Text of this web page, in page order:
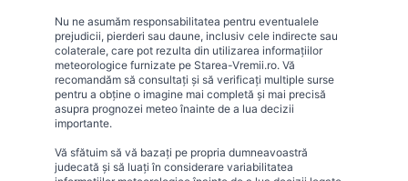
Nu ne asumăm responsabilitatea pentru eventualele
prejudicii, pierderi sau daune, inclusiv cele indirecte sau
colaterale, care pot rezulta din utilizarea informațiilor
meteorologice furnizate pe Starea-Vremii.ro. Vă
recomandăm să consultați și să verificați multiple surse
pentru a obține o imagine mai completă și mai precisă
asupra prognozei meteo înainte de a lua decizii
importante.
Vă sfătuim să vă bazați pe propria dumneavoastră
judecată și să luați în considerare variabilitatea